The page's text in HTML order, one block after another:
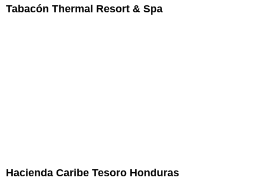
Tabacón Thermal Resort & Spa
Hacienda Caribe Tesoro Honduras